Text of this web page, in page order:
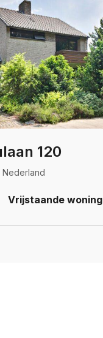
120
Nederland
Vrijstaande woning